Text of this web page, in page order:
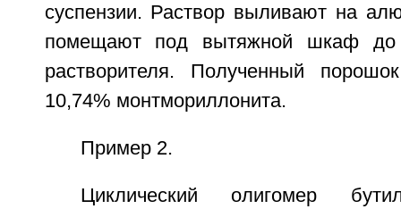
суспензии. Раствор выливают на
помещают под вытяжной шкаф до
растворителя. Полученный
10,74% монтмориллонита.
Пример 2.
Циклический олигомер